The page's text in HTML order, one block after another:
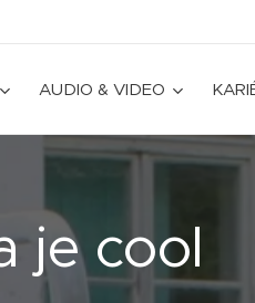
AUDIO & VIDEO
je cool